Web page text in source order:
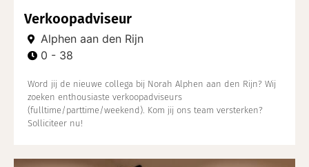
Verkoopadviseur
Alphen aan den Rijn
0 - 38
Word jij de nieuwe collega bij Norah Alphen aan den Rijn? Wij
zoeken enthousiaste verkoopadviseurs
(fulltime/parttime/weekend). Kom jij ons team versterken?
Solliciteer nu!